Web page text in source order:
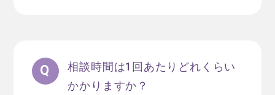
相談時間は1回あたりどれくらい
かかりますか？